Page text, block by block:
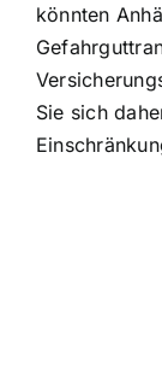
könnten
Sie sich